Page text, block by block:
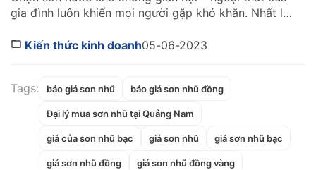
gia đình luôn khiến mọi người gặp khó khăn. Nhất là
mục này. Bạn đã biết trên thị trường giá sơn nước
Kiến thức kinh doanh05-06-2023
Tags: báo giá sơn nhũ báo giá sơn nhũ đồng
Đại lý mua sơn nhũ tại Quảng Nam
giá của sơn nhũ bạc giá sơn nhũ giá sơn nhũ bạc
giá sơn nhũ đồng giá sơn nhũ đồng vàng